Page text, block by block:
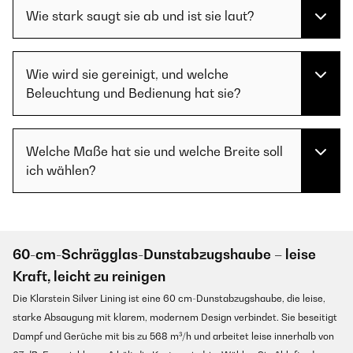
Wie stark saugt sie ab und ist sie laut?
Wie wird sie gereinigt, und welche
Beleuchtung und Bedienung hat sie?
Welche Maße hat sie und welche Breite soll
ich wählen?
60-cm-Schrägglas-Dunstabzugshaube – leise
Kraft, leicht zu reinigen
Die Klarstein Silver Lining ist eine 60 cm-Dunstabzugshaube, die leise,
starke Absaugung mit klarem, modernem Design verbindet. Sie beseitigt
Dampf und Gerüche mit bis zu 568 m³/h und arbeitet leise innerhalb von